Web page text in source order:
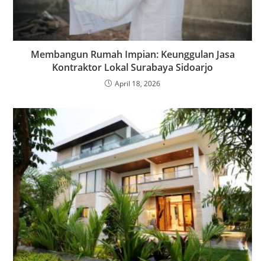
Membangun Rumah Impian: Keunggulan Jasa
Kontraktor Lokal Surabaya Sidoarjo
April 18, 2026